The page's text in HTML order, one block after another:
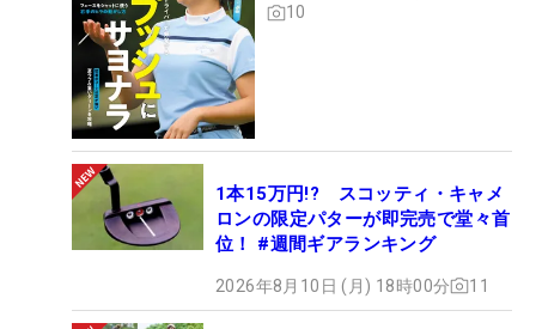
10
1本15万円!? スコッティ・キャメ
ロンの限定パターが即完売で堂々首
位！ #週間ギアランキング
2026年8月10日 (月) 18時00分 11